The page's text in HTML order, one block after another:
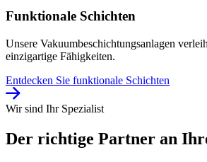
Funktionale Schichten
Unsere Vakuumbeschichtungsanlagen
einzigartige Fähigkeiten.
Entdecken Sie funktionale Schichten
Wir sind Ihr Spezialist
Der richtige Partner an